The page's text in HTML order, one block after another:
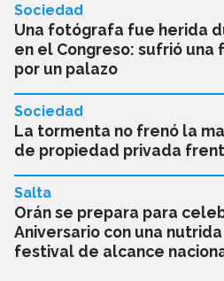
Una fotógrafa fue herida
en el Congreso: sufrió
por un palazo
Sociedad
La tormenta no frenó la
de propiedad privada
Sociedad
Orán se prepara para
Aniversario con una
festival de alcance
Salta